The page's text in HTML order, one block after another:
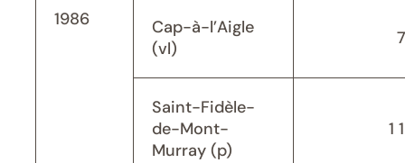
1986
Cap-à-l’Aigle
(vl)
Saint-Fidèle-
de-Mont-
Murray (p)
1